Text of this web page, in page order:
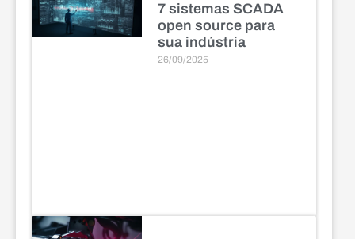
7 sistemas SCADA
open source para
sua indústria
26/09/2025